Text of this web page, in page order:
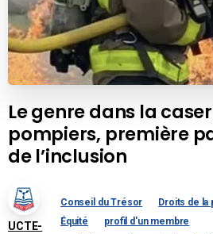
Le genre dans la
pompiers, première
de l’inclusion
UCTE-
Conseil du Trésor
Droits de la
Équité
profil d'un membre